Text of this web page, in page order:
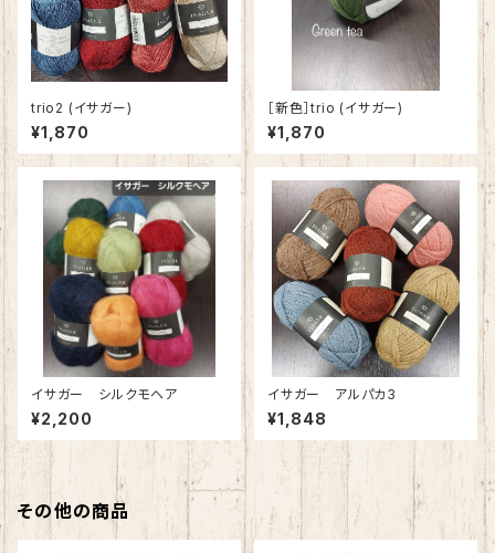
trio2 (イサガー)
¥1,870
［新色］trio (イサガー)
¥1,870
イサガー シルクモヘア
¥2,200
イサガー アルパカ3
¥1,848
その他の商品